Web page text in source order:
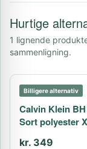
Hurtige
1 lignende
sammenligning.
Billigere alternativ
Calvin Klein
Sort polyester
kr. 349